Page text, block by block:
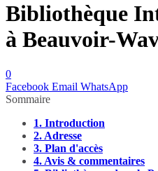
Bibliothèque
à Beauvoir-
0
Facebook Email WhatsApp
Sommaire
1. Introduction
2. Adresse
3. Plan d'accès
4. Avis & commentaires